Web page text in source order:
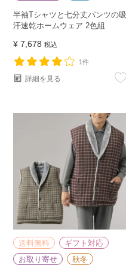
半袖Tシャツと七分丈パンツの吸
汗速乾ホームウェア 2色組
¥ 7,678 税込
1件
詳細を見る
送料無料
ギフト対応
お取り寄せ
秋冬